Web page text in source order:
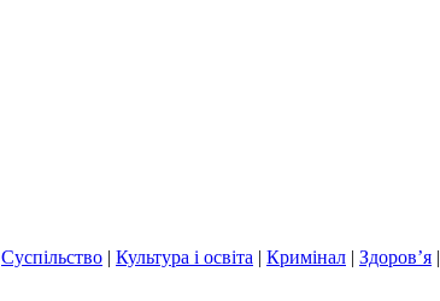
Суспільство | Культура і освіта | Кримінал | Здоров’я